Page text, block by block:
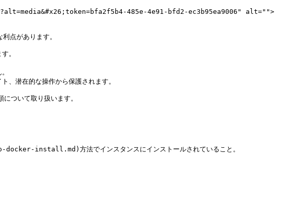
485e-4e91-bfd2-ec3b95ea9006" alt="">
点があります。
。
潜在的な操作から保護されます。
ついて取り扱います。
install.md)方法でインスタンスにインストールされていること。